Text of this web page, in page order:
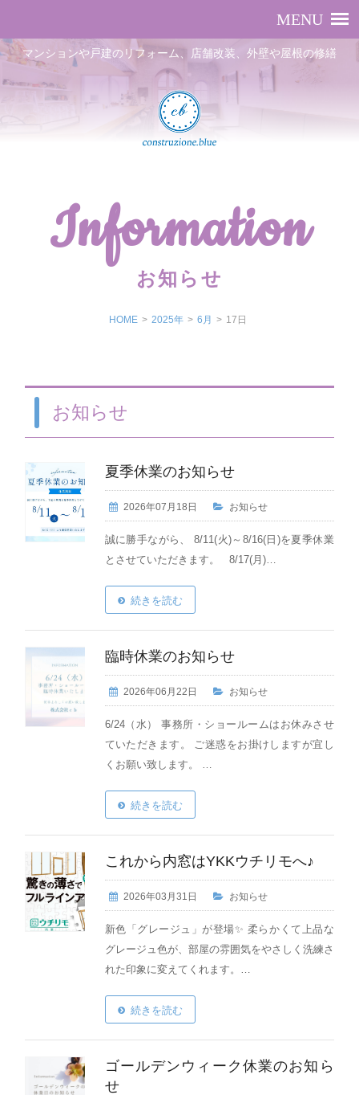
マンションや戸建のリフォーム、店舗改装、外壁や屋根の修繕
Information
お知らせ
HOME > 2025年 > 6月 > 17日
お知らせ
夏季休業のお知らせ
2026年07月18日 お知らせ
誠に勝手ながら、 8/11(火)～8/16(日)を夏季休業
とさせていただきます。 8/17(月)…
続きを読む
臨時休業のお知らせ
2026年06月22日 お知らせ
6/24（水） 事務所・ショールームはお休みさせ
ていただきます。 ご迷惑をお掛けしますが宜し
くお願い致します。 …
続きを読む
これから内窓はYKKウチリモへ♪
2026年03月31日 お知らせ
新色「グレージュ」が登場✨ 柔らかくて上品な
グレージュ色が、部屋の雰囲気をやさしく洗練さ
れた印象に変えてくれます。…
続きを読む
ゴールデンウィーク休業のお知ら
せ